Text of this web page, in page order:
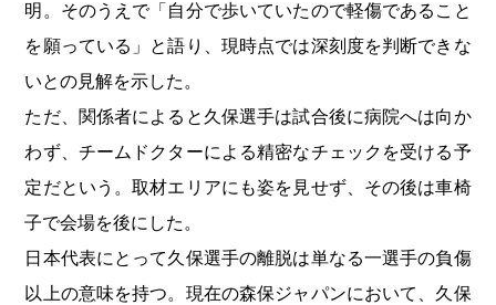
明。そのうえで「自分で歩いていたので軽傷であること
を願っている」と語り、現時点では深刻度を判断できな
いとの見解を示した。
ただ、関係者によると久保選手は試合後に病院へは向か
わず、チームドクターによる精密なチェックを受ける予
定だという。取材エリアにも姿を見せず、その後は車椅
子で会場を後にした。
日本代表にとって久保選手の離脱は単なる一選手の負傷
以上の意味を持つ。現在の森保ジャパンにおいて、久保